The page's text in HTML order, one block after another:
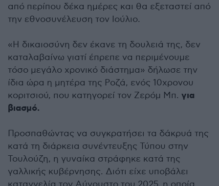
από περίπου δέκα ημέρες και θα εξεταστεί από
την εθνοσυνέλευση τον Ιούλιο.
«Η δικαιοσύνη δεν έκανε τη δουλειά της, δεν
καταλαβαίνω γιατί έπρεπε να περιμένουμε
τόσο μεγάλο χρονικό διάστημα» δήλωσε την
ίδια ώρα η μητέρα της Ροζά, ενός 10χρονου
κοριτσιού, που κατηγορεί τον Ζερόμ Μπ. για
βιασμό.
Προσπαθώντας να συγκρατήσει τα δάκρυά της
κατά τη διάρκεια συνέντευξης Τύπου στην
Τουλούζη, η γυναίκα στράφηκε κατά της
γαλλικής κυβέρνησης. Διότι είχε υποβάλει